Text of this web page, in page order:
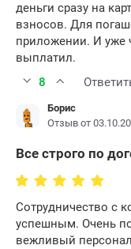
деньги сразу на
взносов. Для
приложении. И уже
выплатил.
8
Борис
Отзыв от
Все строго по
Сотрудничество с
успешным. Очень
вежливый